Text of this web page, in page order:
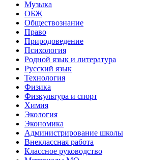
Музыка
ОБЖ
Обществознание
Право
Природоведение
Психология
Родной язык и литература
Русский язык
Технология
Физика
Физкультура и спорт
Химия
Экология
Экономика
Администрирование школы
Внеклассная работа
Классное руководство